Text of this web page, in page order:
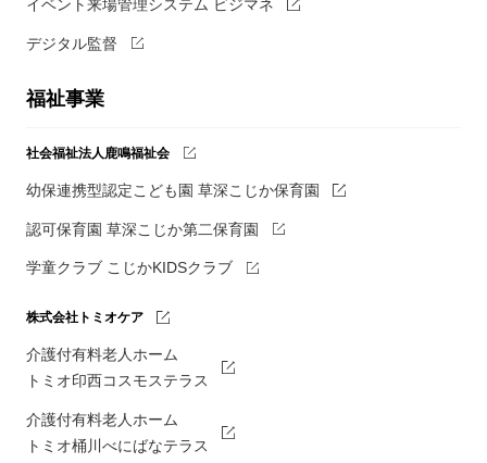
イベント来場管理システム ビジマネ
デジタル監督
福祉事業
社会福祉法人鹿鳴福祉会
幼保連携型認定こども園 草深こじか保育園
認可保育園 草深こじか第二保育園
学童クラブ こじかKIDSクラブ
株式会社トミオケア
介護付有料老人ホーム
トミオ印西コスモステラス
介護付有料老人ホーム
トミオ桶川べにばなテラス